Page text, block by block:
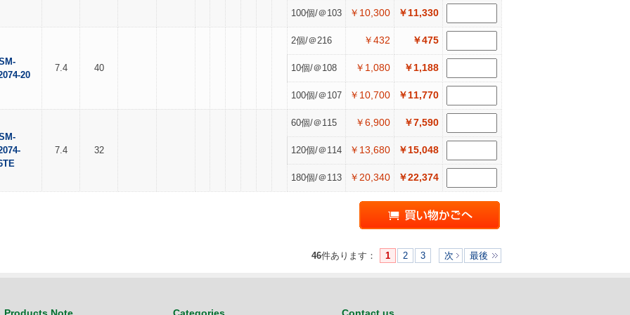
100個/＠103 ￥10,300 ￥11,330
20
7.4 40
2個/＠216 ￥432 ￥475
10個/＠108 ￥1,080 ￥1,188
100個/＠107 ￥10,700 ￥11,770
7.4 32
60個/＠115 ￥6,900 ￥7,590
120個/＠114 ￥13,680 ￥15,048
180個/＠113 ￥20,340 ￥22,374
46件あります ： 1 2 3 次 最後